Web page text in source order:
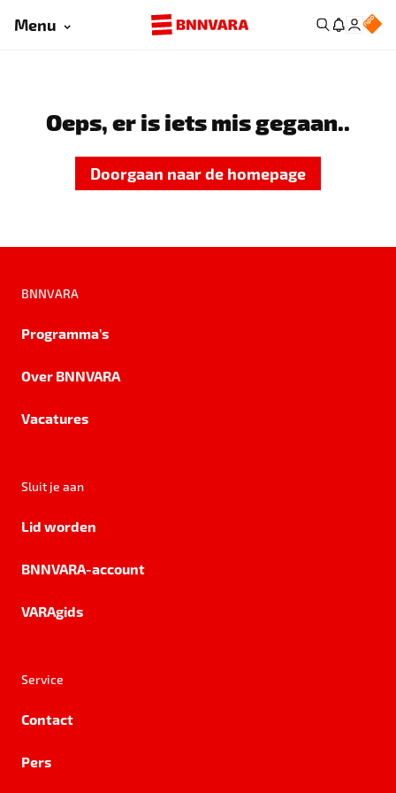
Menu
Oeps, er is iets mis gegaan..
Doorgaan naar de homepage
BNNVARA
Programma's
Over BNNVARA
Vacatures
Sluit je aan
Lid worden
BNNVARA-account
VARAgids
Service
Contact
Pers